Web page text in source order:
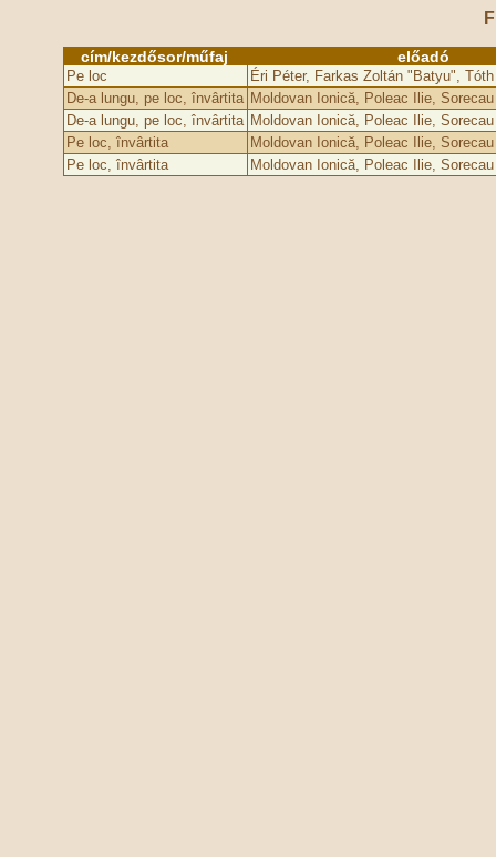
cím/kezdősor/műfaj előadó
Pe loc
Éri Péter, Farkas Zoltán "Batyu",
De-a lungu, pe loc, învârtita Moldovan Ionică, Poleac Ilie,
De-a lungu, pe loc, învârtita Moldovan Ionică, Poleac Ilie,
Pe loc, învârtita
Moldovan Ionică, Poleac Ilie,
Pe loc, învârtita
Moldovan Ionică, Poleac Ilie,